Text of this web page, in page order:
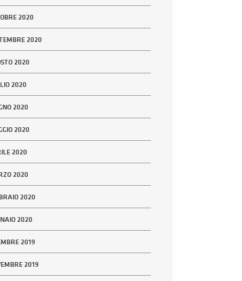
2020
2020
2020
2020
2020
2020
2020
2020
2020
2020
2019
2019